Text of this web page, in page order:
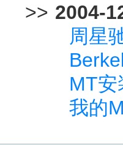
>> 2004-
周星
MT安
我的